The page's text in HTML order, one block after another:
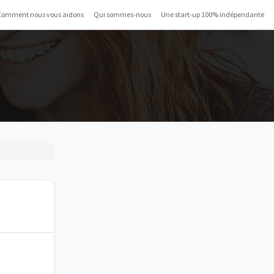
nous vous aidons Qui sommes-nous Une start-up 100% indépendante